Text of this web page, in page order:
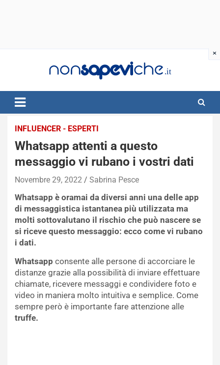
INFLUENCER - ESPERTI
Whatsapp attenti a questo
messaggio vi rubano i vostri dati
Novembre 29, 2022 Sabrina Pesce
Whatsapp è oramai da diversi anni una delle app
di messaggistica istantanea più utilizzata ma
molti sottovalutano il rischio che può nascere se
si riceve questo messaggio: ecco come vi rubano
i dati.
Whatsapp consente alle persone di accorciare le
distanze grazie alla possibilità di inviare effettuare
chiamate, ricevere messaggi e condividere foto e
video in maniera molto intuitiva e semplice. Come
sempre però è importante fare attenzione alle
truffe.